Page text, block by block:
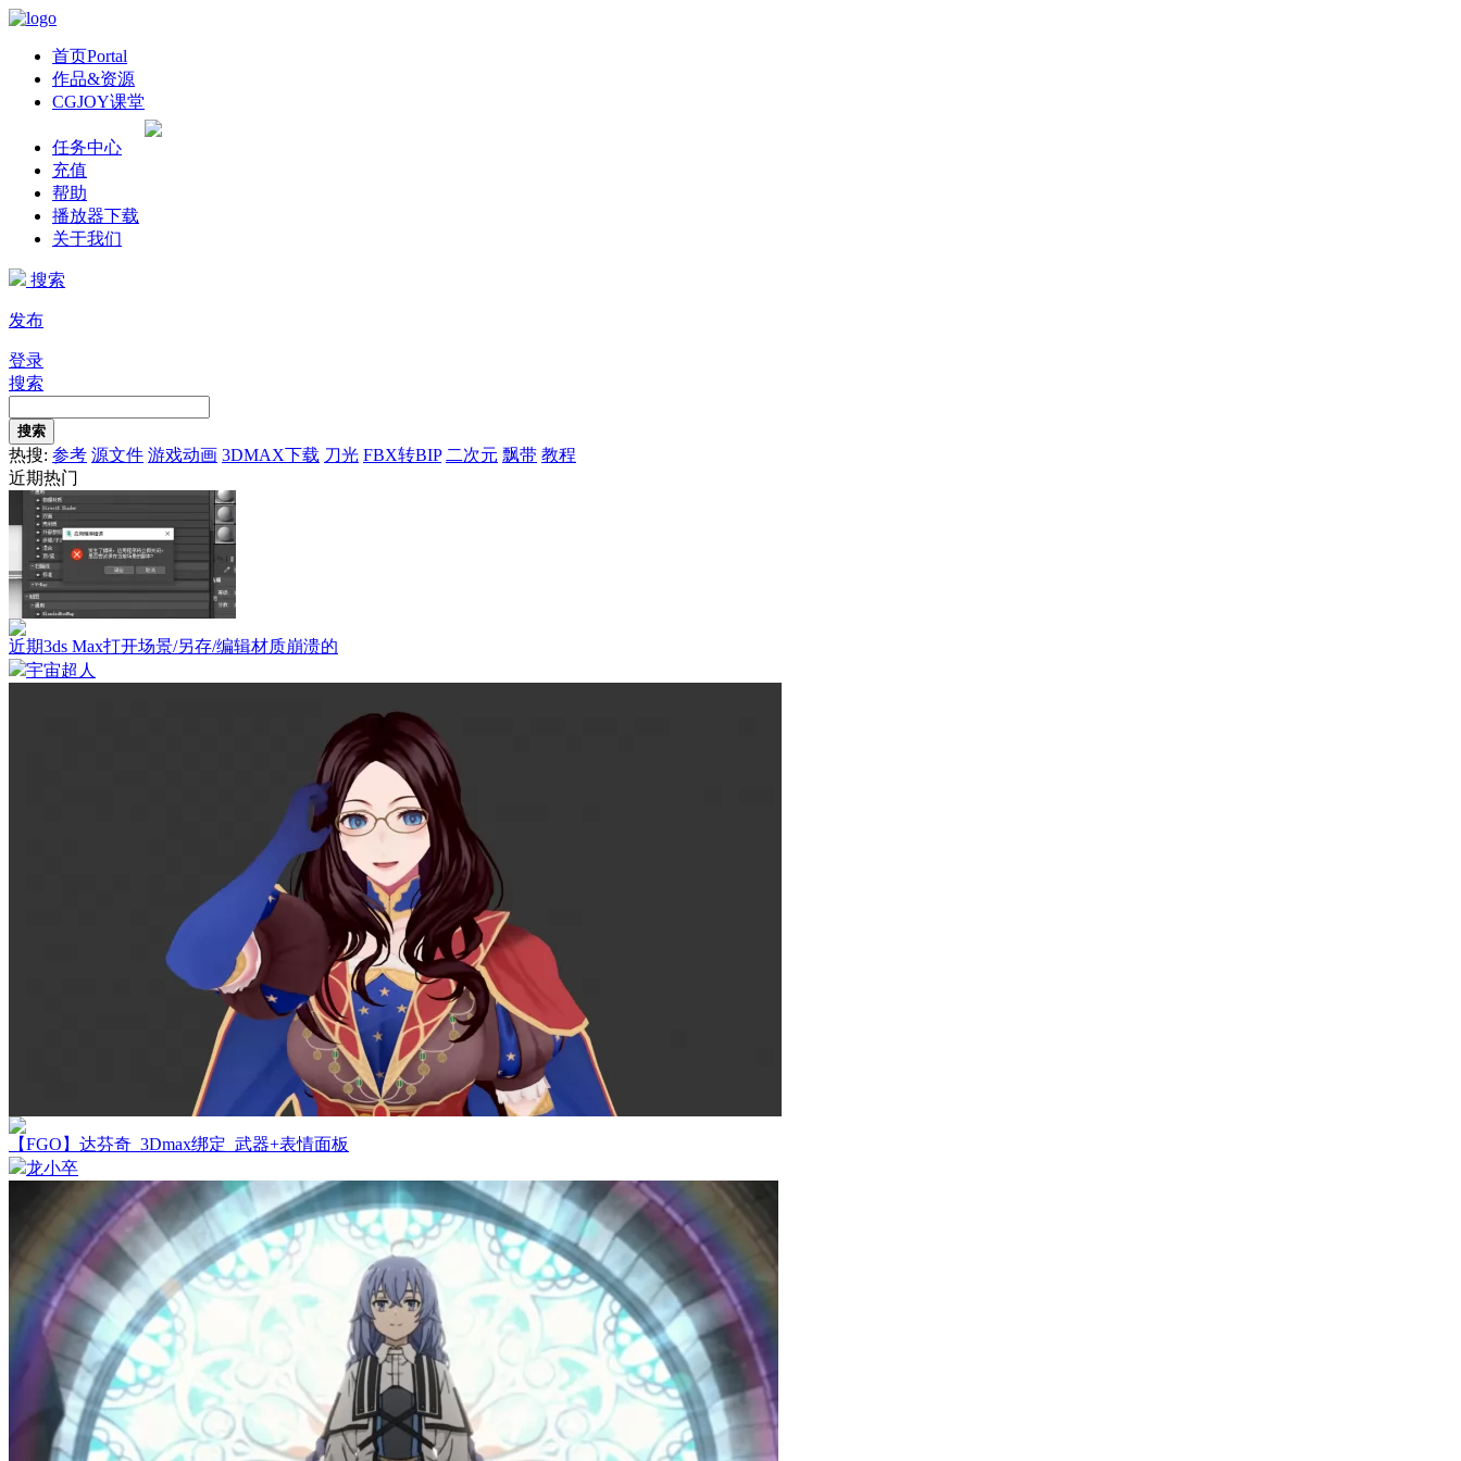
首页Portal
作品&资源
CGJOY课堂
任务中心
充值
帮助
播放器下载
关于我们
搜索
发布
登录
搜索
搜索
热搜: 参考 源文件 游戏动画 3DMAX下载 刀光 FBX转BIP 二次元 飘带 教程
近期热门
近期3ds Max打开场景/另存/编辑材质崩溃的
宇宙超人
【FGO】达芬奇_3Dmax绑定_武器+表情面板
龙小卒